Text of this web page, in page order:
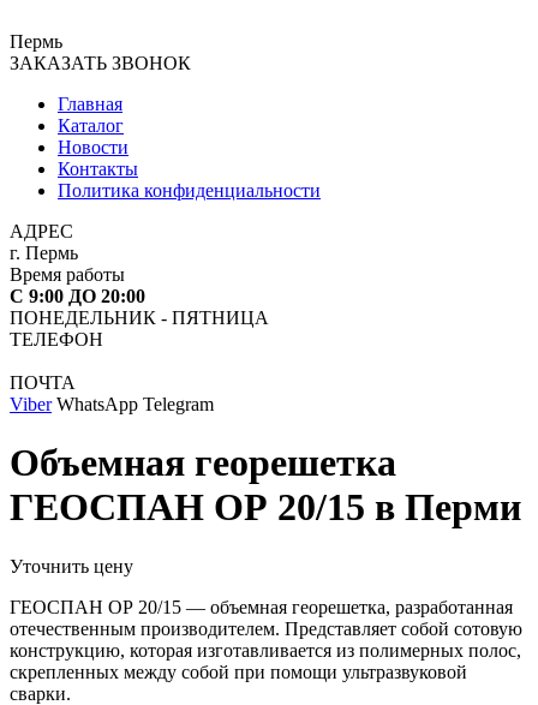
Пермь
ЗАКАЗАТЬ ЗВОНОК
Главная
Каталог
Новости
Контакты
Политика конфиденциальности
АДРЕС
г. Пермь
Время работы
С 9:00 ДО 20:00
ПОНЕДЕЛЬНИК - ПЯТНИЦА
ТЕЛЕФОН
ПОЧТА
ViberWhatsApp Telegram
Объемная георешетка
ГЕОСПАН ОР 20/15 в Перми
Уточнить цену
ГЕОСПАН ОР 20/15 — объемная георешетка, разработанная
отечественным производителем. Представляет собой сотовую
конструкцию, которая изготавливается из полимерных полос,
скрепленных между собой при помощи ультразвуковой
сварки.